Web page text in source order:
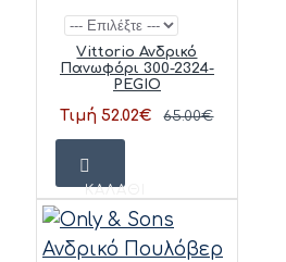
Vittorio Ανδρικό
Πανωφόρι 300-2324-
PEGIO
Τιμή 52.02€ 65.00€
ΚΑΛΆΘΙ